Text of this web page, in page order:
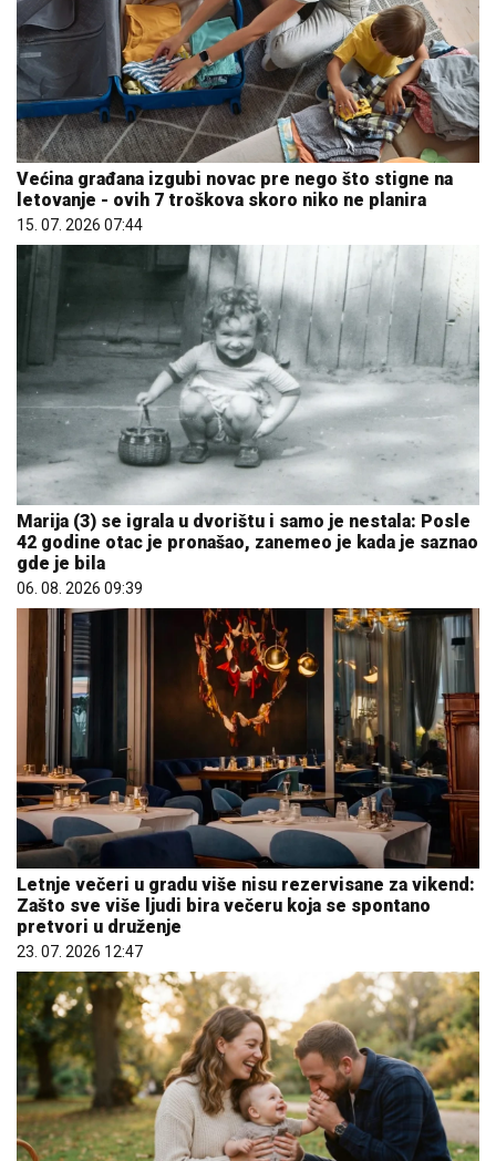
Većina građana izgubi novac pre nego što stigne na
letovanje - ovih 7 troškova skoro niko ne planira
15. 07. 2026 07:44
Marija (3) se igrala u dvorištu i samo je nestala: Posle
42 godine otac je pronašao, zanemeo je kada je saznao
gde je bila
06. 08. 2026 09:39
Letnje večeri u gradu više nisu rezervisane za vikend:
Zašto sve više ljudi bira večeru koja se spontano
pretvori u druženje
23. 07. 2026 12:47